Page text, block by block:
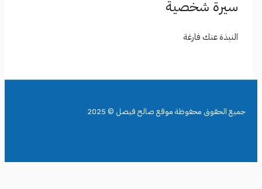
سيرة شخصية
النبذة عنك فارغة
جميع الحقوق محفوظة موقع صالح فيصل © 2025